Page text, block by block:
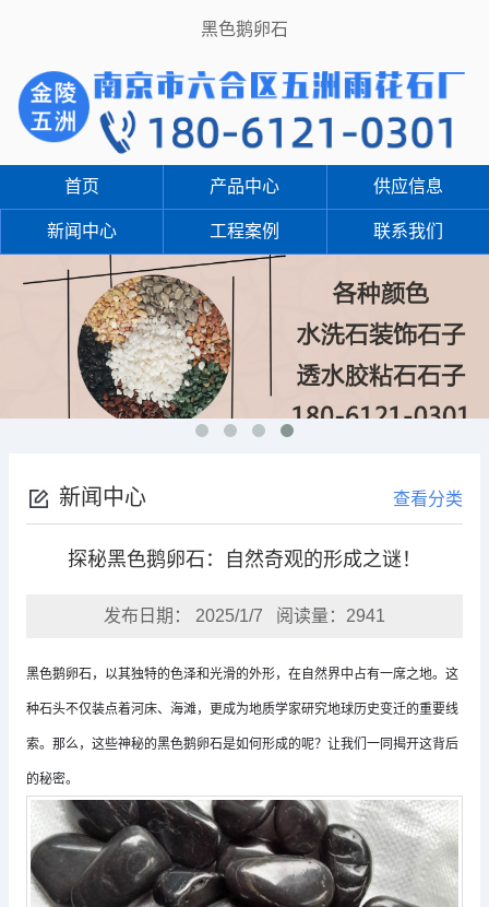
黑色鹅卵石
首页 产品中心 供应信息
新闻中心 工程案例 联系我们
新闻中心 查看分类
探秘黑色鹅卵石：自然奇观的形成之谜！
发布日期： 2025/1/7 阅读量：2941
黑色鹅卵石，以其独特的色泽和光滑的外形，在自然界中占有一席之地。这
种石头不仅装点着河床、海滩，更成为地质学家研究地球历史变迁的重要线
索。那么，这些神秘的黑色鹅卵石是如何形成的呢？让我们一同揭开这背后
的秘密。